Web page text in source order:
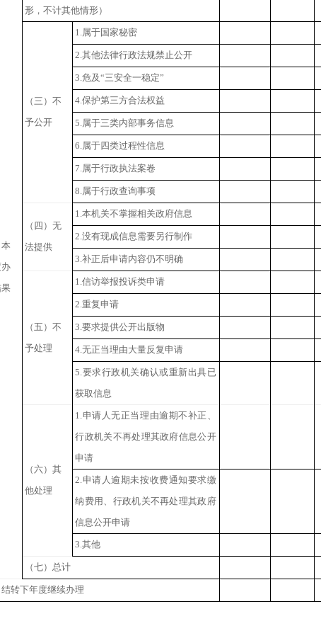
形，不计其他情形）
（三）不
予公开
1.属于国家秘密
2.其他法律行政法规禁止公开
3.危及“三安全一稳定”
4.保护第三方合法权益
5.属于三类内部事务信息
6.属于四类过程性信息
7.属于行政执法案卷
8.属于行政查询事项
（四）无
法提供
1.本机关不掌握相关政府信息
2.没有现成信息需要另行制作
3.补正后申请内容仍不明确
（五）不
予处理
1.信访举报投诉类申请
2.重复申请
3.要求提供公开出版物
4.无正当理由大量反复申请
5.要求行政机关确认或重新出具已
获取信息
（六）其
他处理
1.申请人无正当理由逾期不补正、
行政机关不再处理其政府信息公开
申请
2.申请人逾期未按收费通知要求缴
纳费用、行政机关不再处理其政府
信息公开申请
3.其他
（七）总计
结转下年度继续办理